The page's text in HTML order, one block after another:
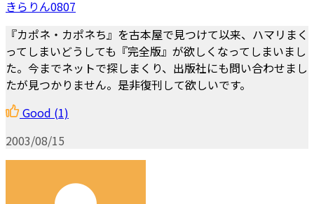
きらりん0807
『カポネ・カポネち』を古本屋で見つけて以来、ハマリまく
ってしまいどうしても『完全版』が欲しくなってしまいまし
た。今までネットで探しまくり、出版社にも問い合わせまし
たが見つかりません。是非復刊して欲しいです。
Good (1)
2003/08/15